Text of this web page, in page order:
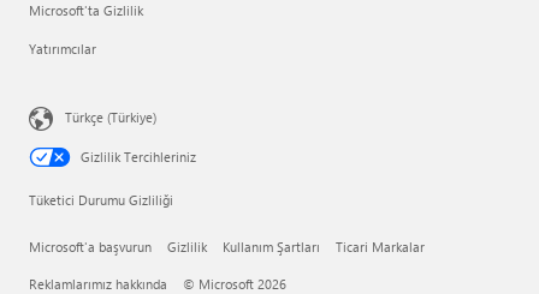
Microsoft'ta Gizlilik
Yatırımcılar
Türkçe (Türkiye)
Gizlilik Tercihleriniz
Tüketici Durumu Gizliliği
Microsoft'a başvurun Gizlilik Kullanım Şartları Ticari Markalar
Reklamlarımız hakkında © Microsoft 2026